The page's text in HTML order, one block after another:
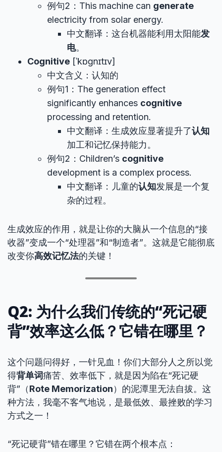
例句2：This machine can generate
electricity from solar energy.
中文翻译：这台机器能利用太阳能发
电。
Cognitive [ˈkɒɡnɪtɪv]
中文含义：认知的
例句1：The generation effect
significantly enhances cognitive
processing and retention.
中文翻译：生成效应显著提升了认知
加工和记忆保持能力。
例句2：Children’s cognitive
development is a complex process.
中文翻译：儿童的认知发展是一个复
杂的过程。
生成效应的作用，就是让你的大脑从一个信息的“接
收器”变成一个“处理器”和“制造者”。这就是它能彻底
改变你高效记忆法的关键！
Q2: 为什么我们传统的“死记硬
背”效率这么低？它错在哪里？
这个问题问得好，一针见血！你们大部分人之所以觉
得背单词痛苦、效率低下，就是因为陷在“死记硬
背”（Rote Memorization）的泥潭里无法自拔。这
种方法，我毫不客气地说，是最低效、最挫败的学习
方式之一！
“死记硬背”错在哪里？它错在两个根本点：